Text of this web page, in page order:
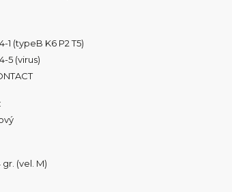
1 (typeB K6 P2 T5)
5 (virus)
gr. (vel. M)